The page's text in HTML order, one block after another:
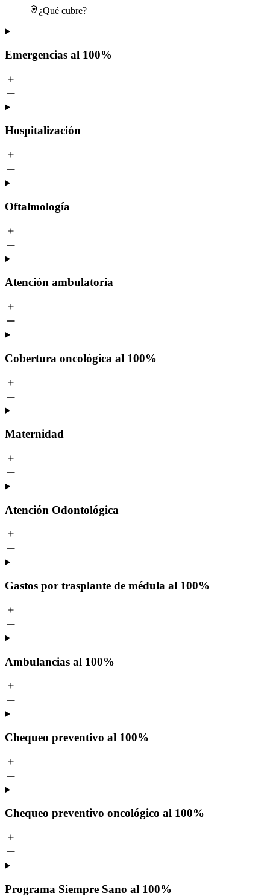
¿Qué cubre?
Emergencias al 100%
Hospitalización
Oftalmología
Atención ambulatoria
Cobertura oncológica al 100%
Maternidad
Atención Odontológica
Gastos por trasplante de médula al 100%
Ambulancias al 100%
Chequeo preventivo al 100%
Chequeo preventivo oncológico al 100%
Programa Siempre Sano al 100%